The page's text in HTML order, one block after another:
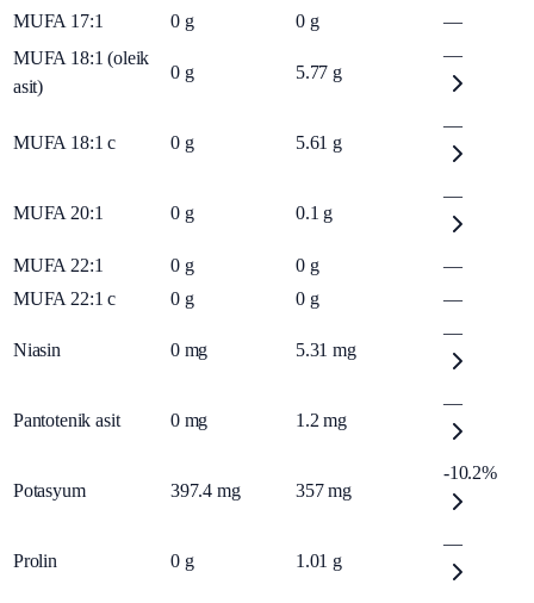
MUFA 17:1 0 g 0 g
—
MUFA 18:1 (oleik
asit)
0 g 5.77 g
—
MUFA 18:1 c 0 g 5.61 g
—
MUFA 20:1 0 g 0.1 g
—
MUFA 22:1 0 g 0 g
—
MUFA 22:1 c
0 g 0 g —
Niasin 0 mg 5.31 mg
—
Pantotenik asit 0 mg 1.2 mg
—
Potasyum 397.4 mg 357 mg
-10.2%
Prolin 0 g 1.01 g
—